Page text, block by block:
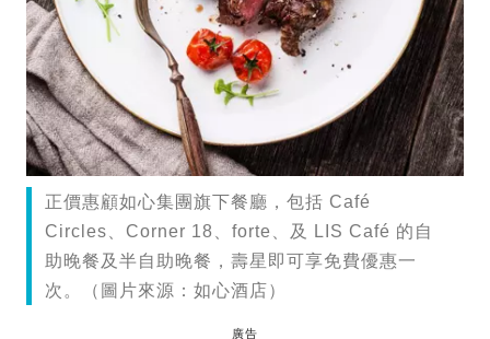
正價惠顧如心集團旗下餐廳，包括 Café
Circles、Corner 18、forte、及 LIS Café 的自
助晚餐及半自助晚餐，壽星即可享免費優惠一
次。（圖片來源：如心酒店）
廣告